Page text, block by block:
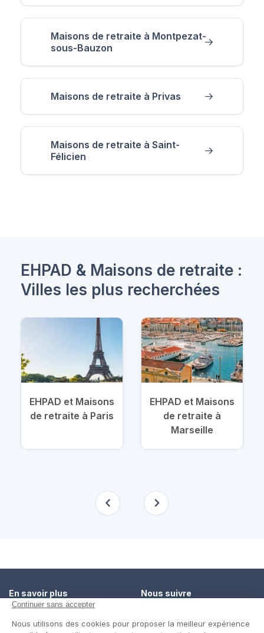
Maisons de retraite à Montpezat-
sous-Bauzon
Maisons de retraite à Privas
Maisons de retraite à Saint-
Félicien
EHPAD & Maisons de retraite :
Villes les plus recherchées
EHPAD et Maisons
de retraite à Paris
EHPAD et Maisons
de retraite à
Marseille
En savoir plus
Un service de confiance
Nous suivre
Twitter